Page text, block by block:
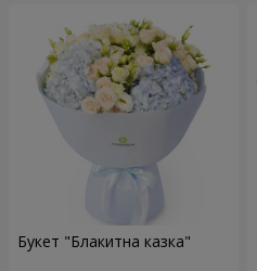
Букет "Блакитна казка"